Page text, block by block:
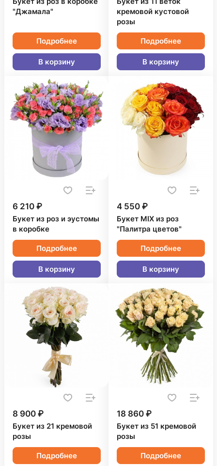
"Джамала"
Подробнее
В корзину
кремовой кустовой
розы
Подробнее
В корзину
6 210 ₽
Букет из роз и эустомы
в коробке
Подробнее
В корзину
4 550 ₽
Букет MIX из роз
"Палитра цветов"
Подробнее
В корзину
8 900 ₽
Букет из 21 кремовой
розы
Подробнее
18 860 ₽
Букет из 51 кремовой
розы
Подробнее